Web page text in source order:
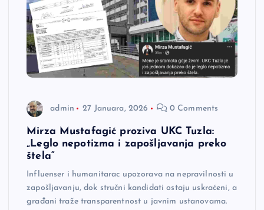
admin 27 Januara, 2026 0 Comments
Mirza Mustafagić proziva UKC Tuzla:
„Leglo nepotizma i zapošljavanja preko
štela“
Influenser i humanitarac upozorava na nepravilnosti u
zapošljavanju, dok stručni kandidati ostaju uskraćeni, a
građani traže transparentnost u javnim ustanovama.